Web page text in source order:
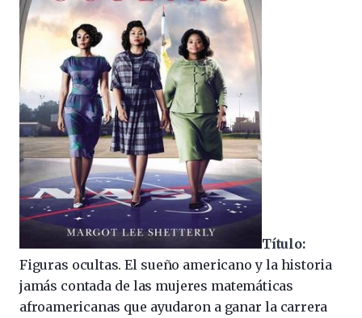
Título:
Figuras ocultas. El sueño americano y la historia
jamás contada de las mujeres matemáticas
afroamericanas que ayudaron a ganar la carrera